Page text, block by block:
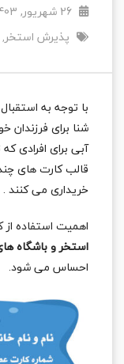
پذیرش استخر,
با توجه به
شنا برای
آبی برای افرادی
قالب کارت های
خریداری می کنند .
اهمیت استفاده
استخر و باشگاه
احساس می شود.